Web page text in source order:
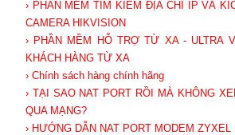
› PHẦN MỀM TÌM KIẾM ĐỊA CHỈ IP VÀ
CAMERA HIKVISION
› PHẦN MỀM HỖ TRỢ TỪ XA - ULTRA
KHÁCH HÀNG TỪ XA
› Chính sách hàng chính hãng
› TẠI SAO NAT PORT RỒI MÀ KHÔNG
QUA MẠNG?
› HƯỚNG DẪN NAT PORT MODEM ZYXEL